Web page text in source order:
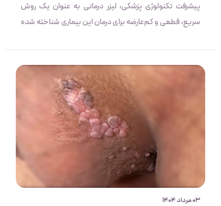
پیشرفت تکنولوژی پزشکی، لیزر درمانی به عنوان یک روش
سریع، قطعی و کم‌عارضه برای درمان این بیماری شناخته شده
طولانی دارند، لیزر بدون درد، بدون بستری و با درصد موفقیت
بالا انجام می‌شود. در این مقاله، به بررسی مزایا و روند درمان
فیشر با لیزر در تهران می‌پردازیم و دلایل محبوبیت روزافزون
این روش را شرح می‌دهیم.
03 مرداد 1404